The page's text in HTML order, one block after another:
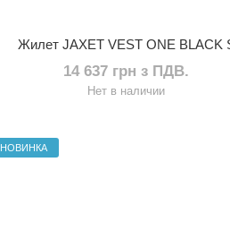
Жилет JAXET VEST ONE BLACK
14 637 грн з ПДВ.
Нет в наличии
НОВИНКА